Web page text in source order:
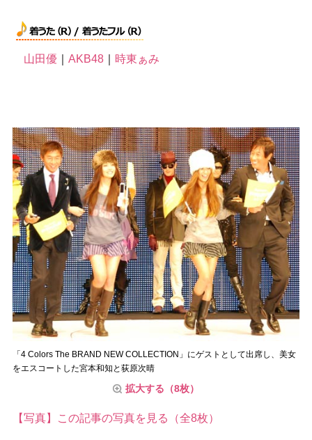
山田優｜ AKB48｜ 時東ぁみ
「4 Colors The BRAND NEW COLLECTION」にゲストとして出席し、美女
をエスコートした宮本和知と荻原次晴
拡大する（8枚）
【写真】この記事の写真を見る（全8枚）